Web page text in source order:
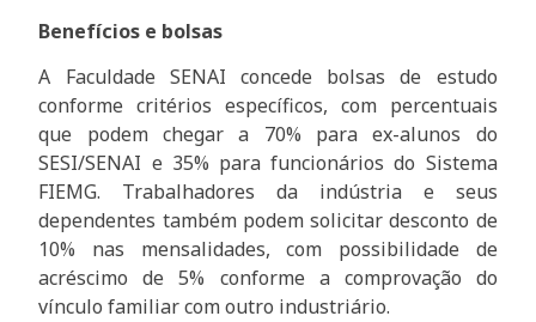
Benefícios e bolsas
A Faculdade SENAI concede bolsas de estudo
conforme critérios específicos, com percentuais
que podem chegar a 70% para ex-alunos do
SESI/SENAI e 35% para funcionários do Sistema
FIEMG. Trabalhadores da indústria e seus
dependentes também podem solicitar desconto de
10% nas mensalidades, com possibilidade de
acréscimo de 5% conforme a comprovação do
vínculo familiar com outro industriário.